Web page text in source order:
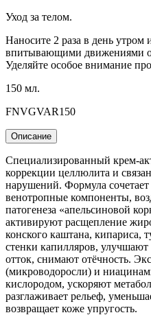
Уход за телом.
Наносите 2 раза в день
впитывающими движениями
Уделяйте особое внимание
150 мл.
FNVGVAR150
Описание
Специализированный крем-
коррекции целлюлита и
нарушений. Формула
венотропные компоненты,
патогенеза «апельсиновой
активируют расщепление
конского каштана, кипариса,
стенки капилляров,
отток, снимают отёчность.
(микроводоросли) и
кислородом, ускоряют
разглаживает рельеф,
возвращает коже упругость.